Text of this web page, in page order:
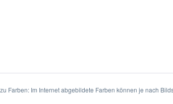
Farben: Im Internet abgebildete Farben können je nach